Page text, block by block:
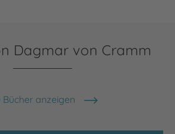
Dagmar von Cramm
Bücher anzeigen